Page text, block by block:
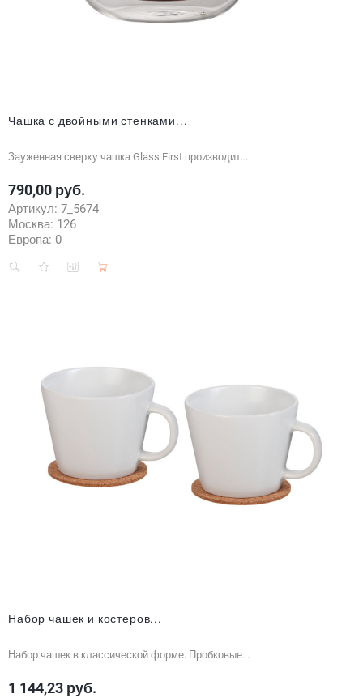
Чашка с двойными стенками...
Зауженная сверху чашка Glass First производит...
Цена
790,00 руб.
Артикул: 7_5674
Москва: 126
Европа: 0
Набор чашек и костеров...
Набор чашек в классической форме. Пробковые...
Цена
1 144,23 руб.